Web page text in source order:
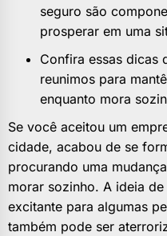
seguro são
prosperar em uma
Confira essas dicas
reunimos para
enquanto mora
Se você aceitou um
cidade, acabou de se
procurando uma
morar sozinho. A ideia
excitante para algumas
também pode ser